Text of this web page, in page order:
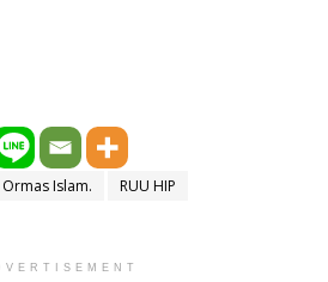
Ormas Islam. RUU HIP